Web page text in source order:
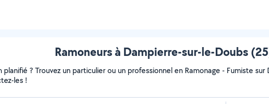
Ramoneurs à Dampierre-sur-le-Doubs
? Trouvez un particulier ou un professionnel en Ramonage - Fumiste
les !